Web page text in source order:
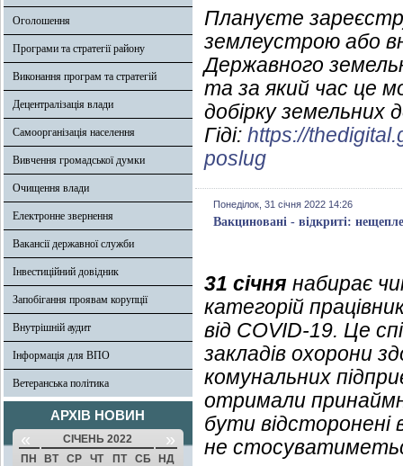
Оголошення
Програми та стратегії району
Виконання програм та стратегій
Децентралізація влади
Самоорганізація населення
Вивчення громадської думки
Очищення влади
Електронне звернення
Вакансії державної служби
Інвестиційний довідник
Запобігання проявам корупції
Внутрішній аудит
Інформація для ВПО
Ветеранська політика
АРХІВ НОВИН
« СІЧЕНЬ 2022 »
ПН ВТ СР ЧТ ПТ СБ
НД
Плануєте
землеустрою або
Державного
та за який час це
добірку земельних
Гіді: https://
poslug
Понеділок, 31 січня 2022 14:26
Вакциновані - відкриті:
31 січня набирає
категорій
від COVID-19. Це
закладів охорони
комунальних
отримали
бути відсторонені
не